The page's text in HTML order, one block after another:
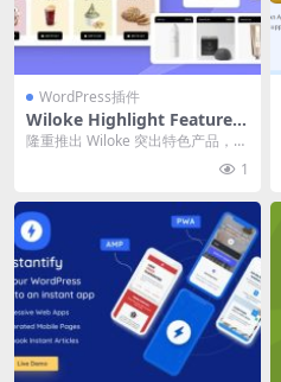
WordPress插件
Wiloke Highlight Featured
Products for Elementor v.
隆重推出 Wiloke 突出特色产品，这
1